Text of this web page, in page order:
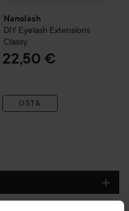
Nanolash
DIY Eyelash Extensions
Classy
22,50 €
OSTA